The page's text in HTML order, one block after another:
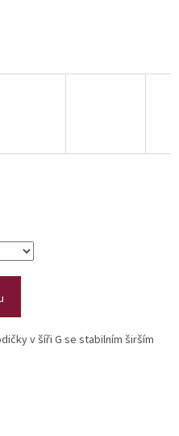
v šíři G se stabilním širším